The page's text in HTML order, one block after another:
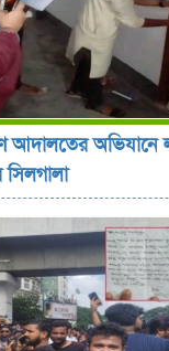
আদালতের অভিযানে
সিলগালা